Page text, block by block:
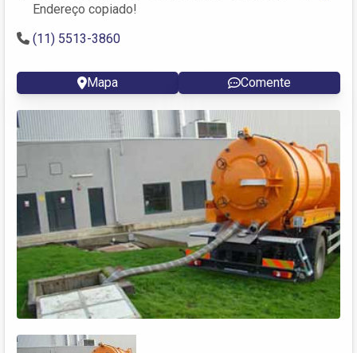
Endereço copiado!
(11) 5513-3860
Mapa Comente